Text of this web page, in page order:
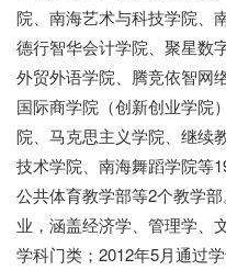
院、南海艺术与科技学院、
德行智华会计学院、聚星数
外贸外语学院、腾竞依智网
国际商学院（创新创业学院
院、马克思主义学院、继续
技术学院、南海舞蹈学院等
公共体育教学部等2个教学
业，涵盖经济学、管理学、
学科门类；2012年5月通过